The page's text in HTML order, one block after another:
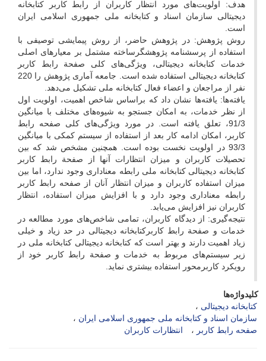
هدف: اولویت‌های مورد انتظار کاربران از رابط کاربر کتابخانه
دیجیتالی سازمان اسناد و کتابخانه ملی جمهوری اسلامی ایران
است.
روش پژوهش: در پژوهش حاضر، از روش پیمایشی توصیفی با
استفاده از پرسشنامه پژوهشگر‌ساخته مشتمل بر معیارهای اصلی
خدمات کتابخانه دیجیتالی، ویژگی‌های کلی صفحة رابط کاربر
کتابخانه دیجیتالی استفاده شده است. جامعه آماری پژوهش را 220
نفر از مراجعان و اعضاء فعال کتابخانه ملی تشکیل می‌دهد.
یافته‌ها: یافته‌ها نشان داد که براساس شاخص اهمیت، اولویت اول
از نظر خدمات، به امکان جستجو به شیوه‌های مختلف با میانگین
91/3، تعلق یافته است. در مورد ویژگی‌های کلی صفحه رابط
کاربر، امکان ادامه کار بعد از استفاده از سیستم کمکی با میانگین
93/3 در اولویت نخست بوده ‌است. همچنین مشخص شد که بین
تحصیلات کاربران و میزان انتظارات آنها از صفحة رابط کاربر
کتابخانه دیجیتالی کتابخانه ملی رابطه معناداری وجود ندارد، اما بین
میزان استفاده کاربران و میزان انتظار آنان از صفحه رابط کاربر
رابطه معناداری وجود دارد و با افزایش میزان استفاده، انتظار
کاربران نیز افزایش می‌یابد.
نتیجه‌گیری: از دیدگاه کاربران، تمامی شاخص‌های مورد مطالعه در
خدمات و صفحة رابط کاربرکتابخانه دیجیتالی در حد زیاد و خیلی
زیاد اهمیت دارند و بهتر است که کتابخانه دیجیتالی کتابخانه ملی در
زیر سیستم‌های مربوط به خدمات و صفحة رابط کاربر خود از
رویکرد کاربرمحور استفاده بیشتری نماید.
کلیدواژه‌ها
کتابخانه دیجیتالی
سازمان اسناد و کتابخانه ملی جمهوری اسلامی ایران
صفحه رابط کاربر
انتظارات کاربران